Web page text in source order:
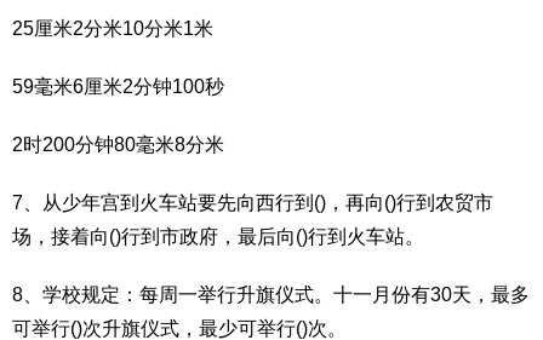
25厘米2分米10分米1米
59毫米6厘米2分钟100秒
2时200分钟80毫米8分米
7、从少年宫到火车站要先向西行到()，再向()行到农贸市
场，接着向()行到市政府，最后向()行到火车站。
8、学校规定：每周一举行升旗仪式。十一月份有30天，最多
可举行()次升旗仪式，最少可举行()次。